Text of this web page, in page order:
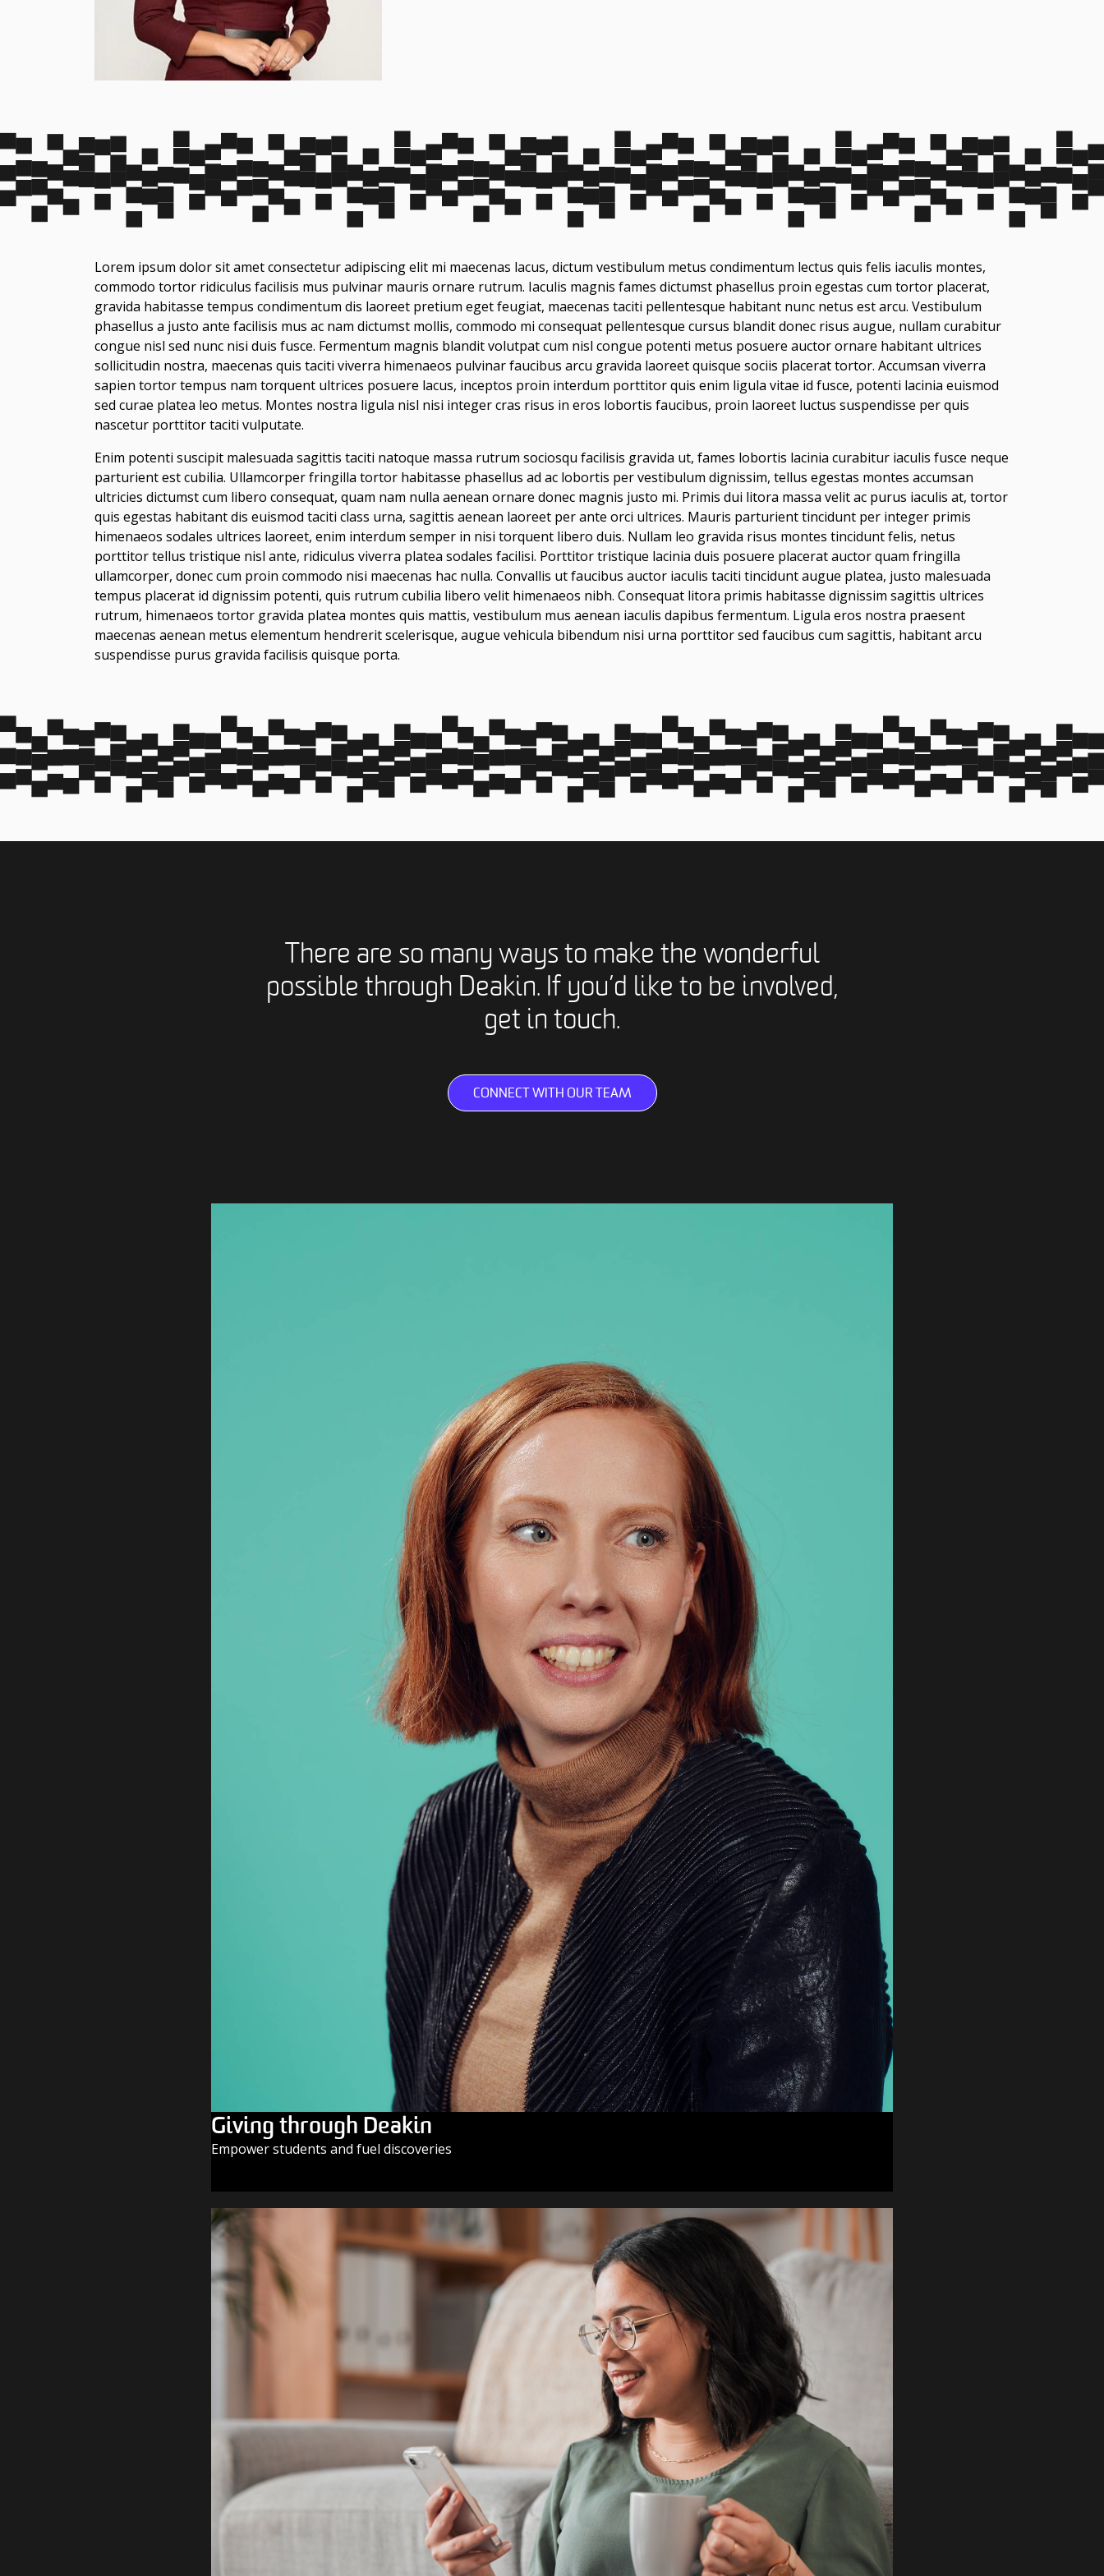
Lorem ipsum dolor sit amet consectetur adipiscing elit mi maecenas lacus, dictum vestibulum metus condimentum lectus quis felis iaculis montes,
commodo tortor ridiculus facilisis mus pulvinar mauris ornare rutrum. Iaculis magnis fames dictumst phasellus proin egestas cum tortor placerat,
gravida habitasse tempus condimentum dis laoreet pretium eget feugiat, maecenas taciti pellentesque habitant nunc netus est arcu. Vestibulum
phasellus a justo ante facilisis mus ac nam dictumst mollis, commodo mi consequat pellentesque cursus blandit donec risus augue, nullam curabitur
congue nisl sed nunc nisi duis fusce. Fermentum magnis blandit volutpat cum nisl congue potenti metus posuere auctor ornare habitant ultrices
sollicitudin nostra, maecenas quis taciti viverra himenaeos pulvinar faucibus arcu gravida laoreet quisque sociis placerat tortor. Accumsan viverra
sapien tortor tempus nam torquent ultrices posuere lacus, inceptos proin interdum porttitor quis enim ligula vitae id fusce, potenti lacinia euismod
sed curae platea leo metus. Montes nostra ligula nisl nisi integer cras risus in eros lobortis faucibus, proin laoreet luctus suspendisse per quis
nascetur porttitor taciti vulputate.
Enim potenti suscipit malesuada sagittis taciti natoque massa rutrum sociosqu facilisis gravida ut, fames lobortis lacinia curabitur iaculis fusce neque
parturient est cubilia. Ullamcorper fringilla tortor habitasse phasellus ad ac lobortis per vestibulum dignissim, tellus egestas montes accumsan
ultricies dictumst cum libero consequat, quam nam nulla aenean ornare donec magnis justo mi. Primis dui litora massa velit ac purus iaculis at, tortor
quis egestas habitant dis euismod taciti class urna, sagittis aenean laoreet per ante orci ultrices. Mauris parturient tincidunt per integer primis
himenaeos sodales ultrices laoreet, enim interdum semper in nisi torquent libero duis. Nullam leo gravida risus montes tincidunt felis, netus
porttitor tellus tristique nisl ante, ridiculus viverra platea sodales facilisi. Porttitor tristique lacinia duis posuere placerat auctor quam fringilla
ullamcorper, donec cum proin commodo nisi maecenas hac nulla. Convallis ut faucibus auctor iaculis taciti tincidunt augue platea, justo malesuada
tempus placerat id dignissim potenti, quis rutrum cubilia libero velit himenaeos nibh. Consequat litora primis habitasse dignissim sagittis ultrices
rutrum, himenaeos tortor gravida platea montes quis mattis, vestibulum mus aenean iaculis dapibus fermentum. Ligula eros nostra praesent
maecenas aenean metus elementum hendrerit scelerisque, augue vehicula bibendum nisi urna porttitor sed faucibus cum sagittis, habitant arcu
suspendisse purus gravida facilisis quisque porta.
There are so many ways to make the wonderful
possible through Deakin. If you’d like to be involved,
get in touch.
CONNECT WITH OUR TEAM
Giving through Deakin
Empower students and fuel discoveries